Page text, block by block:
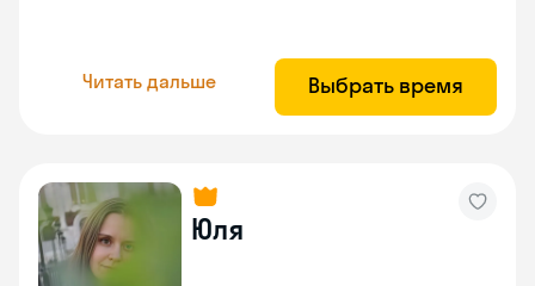
Читать дальше Выбрать время
Юля